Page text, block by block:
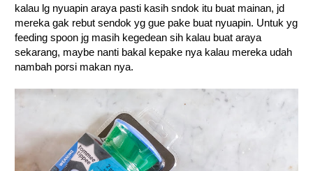
kalau lg nyuapin araya pasti kasih sndok itu buat mainan, jd
mereka gak rebut sendok yg gue pake buat nyuapin. Untuk yg
feeding spoon jg masih kegedean sih kalau buat araya
sekarang, maybe nanti bakal kepake nya kalau mereka udah
nambah porsi makan nya.